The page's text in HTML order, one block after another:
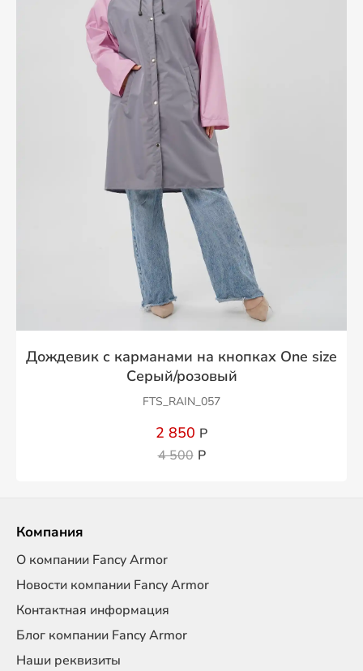
Дождевик с карманами на кнопках One size
Серый/розовый
FTS_RAIN_057
2 850 Р
4 500 Р
Компания
О компании Fancy Armor
Новости компании Fancy Armor
Контактная информация
Блог компании Fancy Armor
Наши реквизиты